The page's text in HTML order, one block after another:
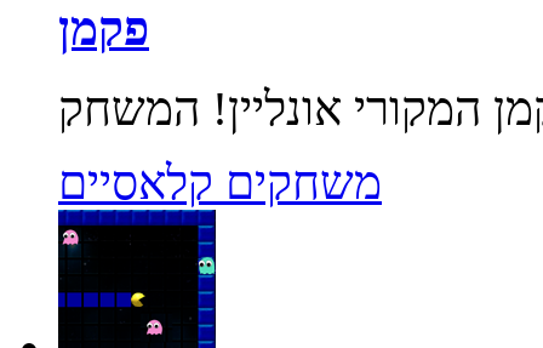
פקמן
משחקים קלאסיים